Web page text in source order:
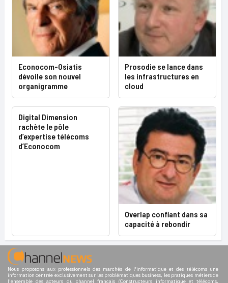
Econocom-Osiatis
dévoile son nouvel
organigramme
Prosodie se lance dans
les infrastructures en
cloud
Digital Dimension
rachète le pôle
d’expertise télécoms
d’Econocom
Overlap confiant dans sa
capacité à rebondir
Nous proposons aux professionnels des marchés de l'informatique et des télécoms une
information centrée exclusivement sur les problématiques business, les pratiques métiers de
l'ensemble des acteurs du channel français (Constructeurs informatique et télécoms,